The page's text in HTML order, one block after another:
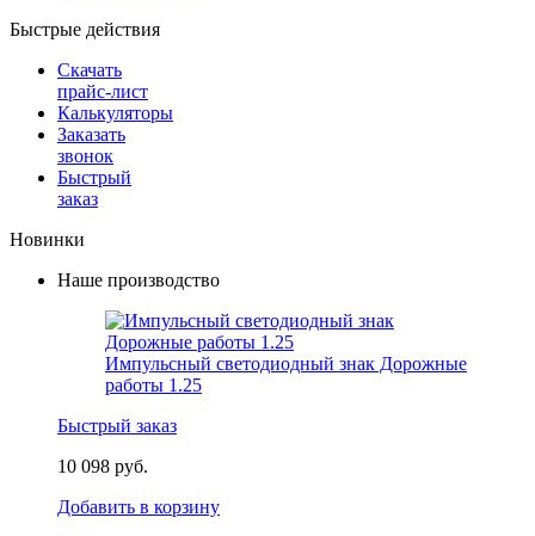
Быстрые действия
Скачать
прайс-лист
Калькуляторы
Заказать
звонок
Быстрый
заказ
Новинки
Наше производство
Импульсный светодиодный знак Дорожные
работы 1.25
Быстрый заказ
10 098 руб.
Добавить в корзину